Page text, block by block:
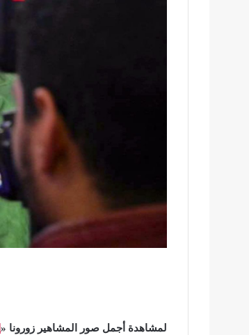
لمشاهدة أجمل صور المشاهير زورونا «